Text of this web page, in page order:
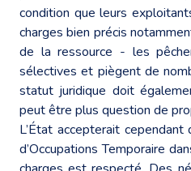
condition que leurs
charges bien précis
de la ressource - les
sélectives et piègent de
statut juridique doit
peut être plus question de
L’État accepterait
d’Occupations Temporaire